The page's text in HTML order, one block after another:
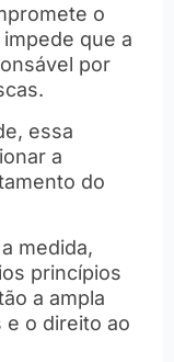
o
que a
por
essa
a
do
medida,
princípios
a ampla
e o direito ao